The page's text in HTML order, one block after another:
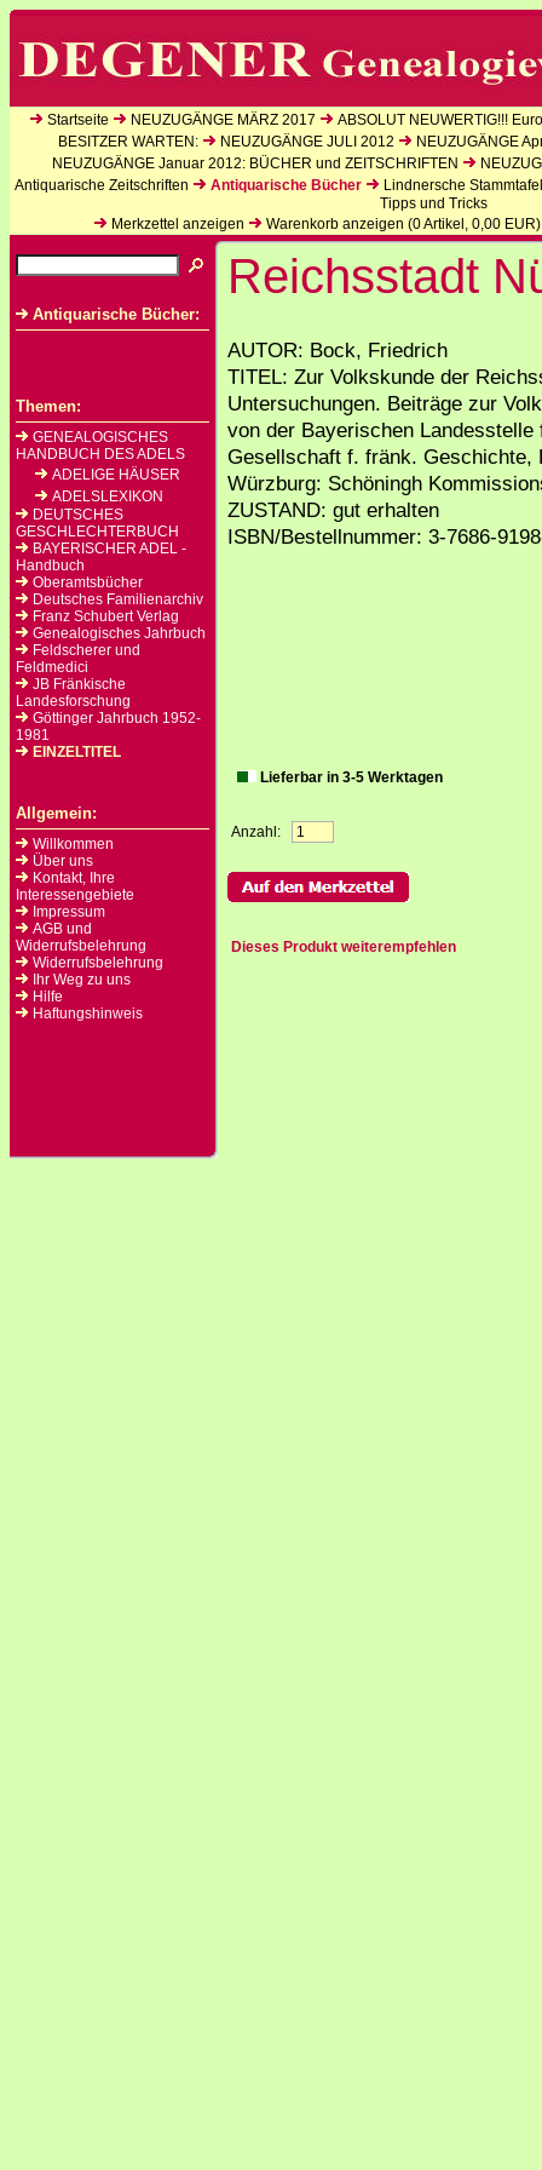
Startseite NEUZUGÄNGE MÄRZ 2017
ABSOLUT NEUWERTIG!!!
BESITZER WARTEN:
NEUZUGÄNGE JULI 2012
NEUZUGÄNGE
NEUZUGÄNGE Januar 2012: BÜCHER und ZEITSCHRIFTEN
Antiquarische Zeitschriften
Antiquarische Bücher
Lindnersche
Tipps und Tricks
Merkzettel anzeigen
Warenkorb anzeigen (0Artikel, 0,00 EUR)
Antiquarische Bücher:
Themen:
GENEALOGISCHES
HANDBUCH DES ADELS
ADELIGE HÄUSER
ADELSLEXIKON
DEUTSCHES
GESCHLECHTERBUCH
BAYERISCHER ADEL -
Handbuch
Oberamtsbücher
Deutsches Familienarchiv
Franz Schubert Verlag
Genealogisches Jahrbuch
Feldscherer und
Feldmedici
JB Fränkische
Landesforschung
Göttinger Jahrbuch 1952-
1981
EINZELTITEL
Allgemein:
Willkommen
Über uns
Kontakt, Ihre
Interessengebiete
Impressum
AGB und
Widerrufsbelehrung
Widerrufsbelehrung
Ihr Weg zu uns
Hilfe
Haftungshinweis
Reichsstadt
AUTOR: Bock, Friedrich
TITEL: Zur Volkskunde der
Untersuchungen. Beiträge zur
von der Bayerischen
Gesellschaft f. fränk. Geschichte,
Würzburg: Schöningh
ZUSTAND: gut erhalten
ISBN/Bestellnummer: 3-7686-
Lieferbar in 3-5 Werktagen
Anzahl:
Dieses Produkt weiterempfehlen